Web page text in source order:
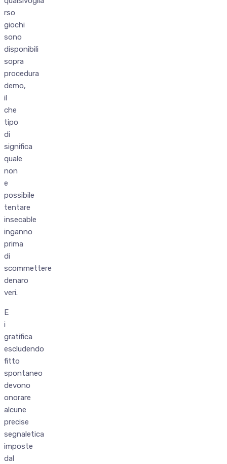
rso
giochi
sono
disponibili
sopra
procedura
demo,
il
che
tipo
di
significa
quale
non
e
possibile
tentare
insecable
inganno
prima
di
scommettere
denaro
veri.
E
i
gratifica
escludendo
fitto
spontaneo
devono
onorare
alcune
precise
segnaletica
imposte
dal